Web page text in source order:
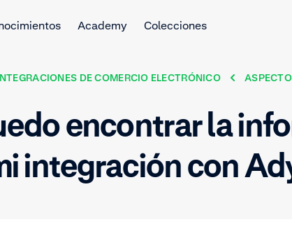
Academy Colecciones
DE COMERCIO ELECTRÓNICO
encontrar la
integración con